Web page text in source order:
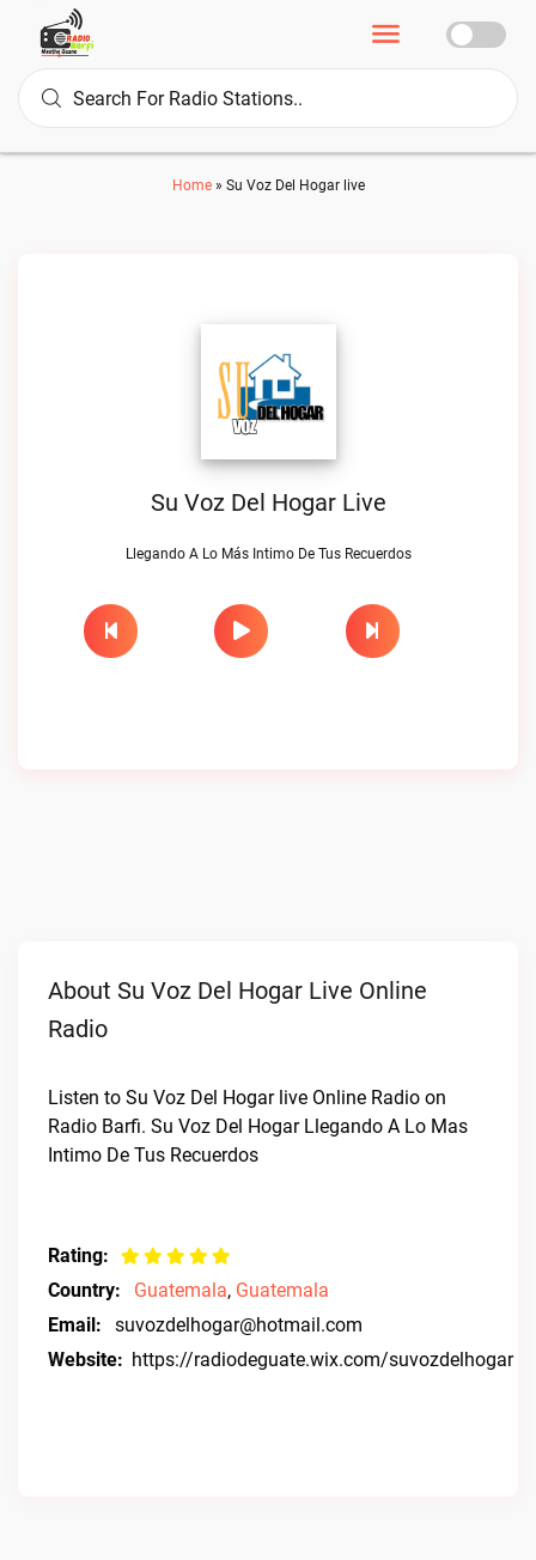
Home» Su Voz Del Hogar live
Su Voz Del Hogar Live
Llegando A Lo Más Intimo De Tus Recuerdos
About Su Voz Del Hogar Live Online
Radio
Listen to Su Voz Del Hogar live Online Radio on
Radio Barfi. Su Voz Del Hogar Llegando A Lo Mas
Intimo De Tus Recuerdos
Rating:
Country:
Guatemala, Guatemala
Email:
suvozdelhogar@hotmail.com
Website: https://radiodeguate.wix.com/suvozdelhogar